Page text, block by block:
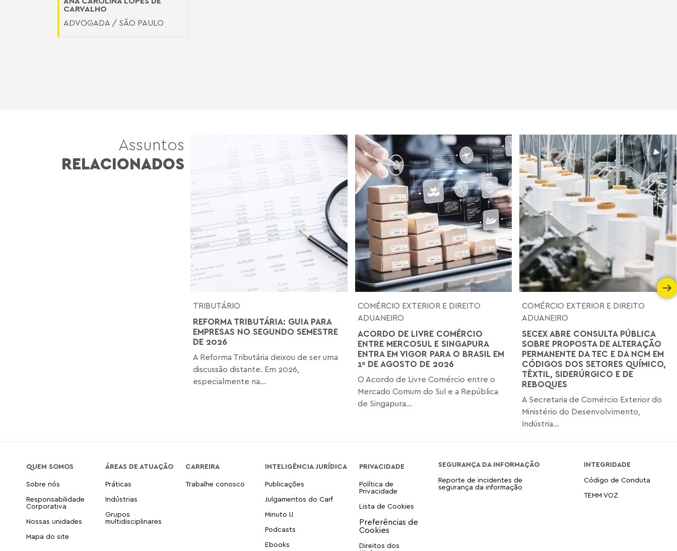
CARVALHO
ADVOGADA / SÃO PAULO
Assuntos
RELACIONADOS
TRIBUTÁRIO
REFORMA TRIBUTÁRIA: GUIA PARA
EMPRESAS NO SEGUNDO SEMESTRE
DE 2026
A Reforma Tributária deixou de ser uma
discussão distante. Em 2026,
especialmente na...
COMÉRCIO EXTERIOR E DIREITO
ADUANEIRO
ACORDO DE LIVRE COMÉRCIO
ENTRE MERCOSUL E SINGAPURA
ENTRA EM VIGOR PARA O BRASIL EM
1º DE AGOSTO DE 2026
O Acordo de Livre Comércio entre o
Mercado Comum do Sul e a República
de Singapura...
COMÉRCIO EXTERIOR E DIREITO
ADUANEIRO
SECEX ABRE CONSULTA PÚBLICA
SOBRE PROPOSTA DE ALTERAÇÃO
PERMANENTE DA TEC E DA NCM EM
CÓDIGOS DOS SETORES QUÍMICO,
TÊXTIL, SIDERÚRGICO E DE
REBOQUES
A Secretaria de Comércio Exterior do
Ministério do Desenvolvimento,
Indústria...
QUEM SOMOS
Sobre nós
Responsabilidade
Corporativa
Nossas unidades
Mapa do site
ÁREAS DE ATUAÇÃO
Práticas
Indústrias
Grupos
multidisciplinares
CARREIRA
Trabalhe conosco
INTELIGÊNCIA JURÍDICA
Publicações
Julgamentos do Carf
Minuto IJ
Podcasts
Ebooks
PRIVACIDADE
Política de
Privacidade
Lista de Cookies
Direitos dos
SEGURANÇA DA INFORMAÇÃO
Reporte de incidentes de
segurança da informação
INTEGRIDADE
Código de Conduta
TEMM VOZ